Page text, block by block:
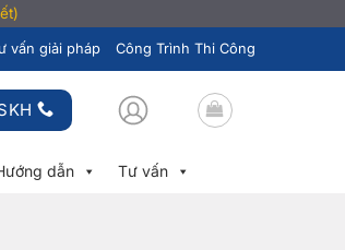
vấn giải pháp Công Trình Thi Công
dẫn Tư vấn